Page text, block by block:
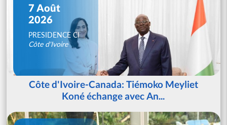
7 Août
2026
PRESIDENCE CI
Côte d'Ivoire
Côte d'Ivoire-Canada: Tiémoko Meyliet
Koné échange avec An...